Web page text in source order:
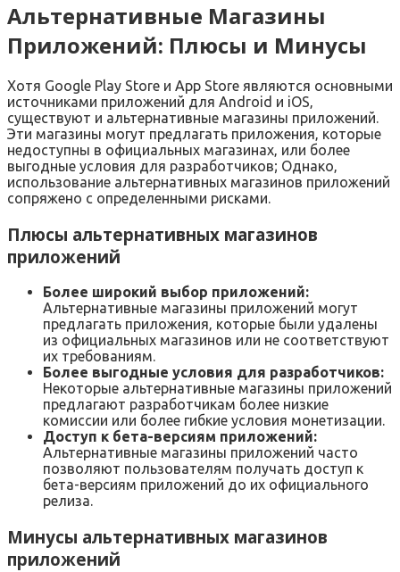
Альтернативные Магазины
Приложений: Плюсы и Минусы
Хотя Google Play Store и App Store являются основными
источниками приложений для Android и iOS‚
существуют и альтернативные магазины приложений.
Эти магазины могут предлагать приложения‚ которые
недоступны в официальных магазинах‚ или более
выгодные условия для разработчиков; Однако‚
использование альтернативных магазинов приложений
сопряжено с определенными рисками.
Плюсы альтернативных магазинов
приложений
Более широкий выбор приложений:
Альтернативные магазины приложений могут
предлагать приложения‚ которые были удалены
из официальных магазинов или не соответствуют
их требованиям.
Более выгодные условия для разработчиков:
Некоторые альтернативные магазины приложений
предлагают разработчикам более низкие
комиссии или более гибкие условия монетизации.
Доступ к бета-версиям приложений:
Альтернативные магазины приложений часто
позволяют пользователям получать доступ к
бета-версиям приложений до их официального
релиза.
Минусы альтернативных магазинов
приложений